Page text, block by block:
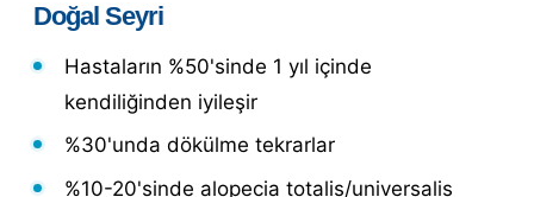
Doğal Seyri
Hastaların %50'sinde 1 yıl içinde
kendiliğinden iyileşir
%30'unda dökülme tekrarlar
%10-20'sinde alopecia totalis/universalis